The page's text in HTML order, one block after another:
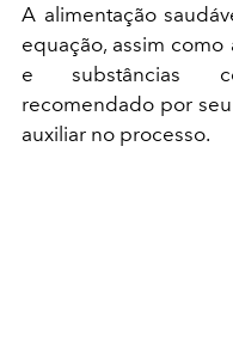
A alimentação
equação, assim
e substâncias
recomendado por
auxiliar no processo.